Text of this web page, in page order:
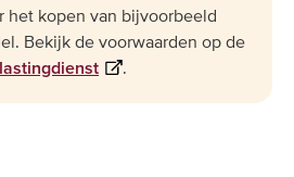
het kopen van bijvoorbeeld
Bekijk de voorwaarden op de
.